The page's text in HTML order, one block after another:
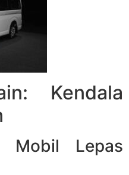
Kendala
Mobil Lepas